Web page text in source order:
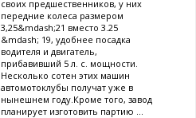
своих предшественников, у них
передние колеса размером
3,25&mdash;21 вместо 3.25
&mdash; 19, удобнее посадка
водителя и двигатель,
прибавивший 5 л. с. мощности.
Несколько сотен этих машин
автомотоклубы получат уже в
нынешнем году.Кроме того, завод
планирует изготовить партию ...